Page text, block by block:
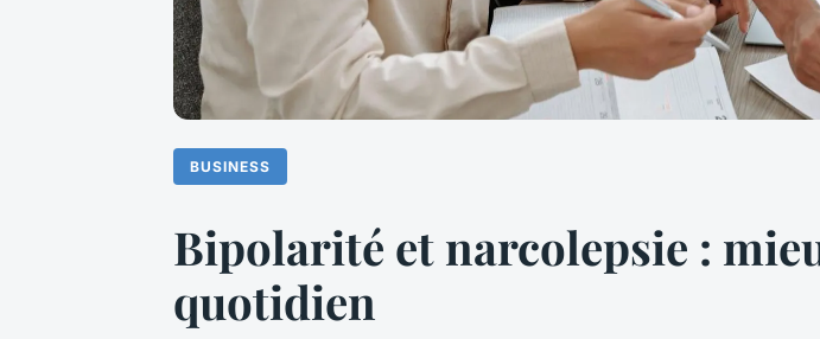
BUSINESS
Bipolarité et narcolepsie :
quotidien